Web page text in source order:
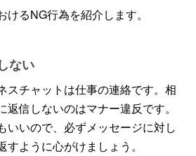
けるNG行為を紹介します。
ない
スチャットは仕事の連絡です。相
信しないのはマナー違反です。
いいので、必ずメッセージに対し
ように心がけましょう。